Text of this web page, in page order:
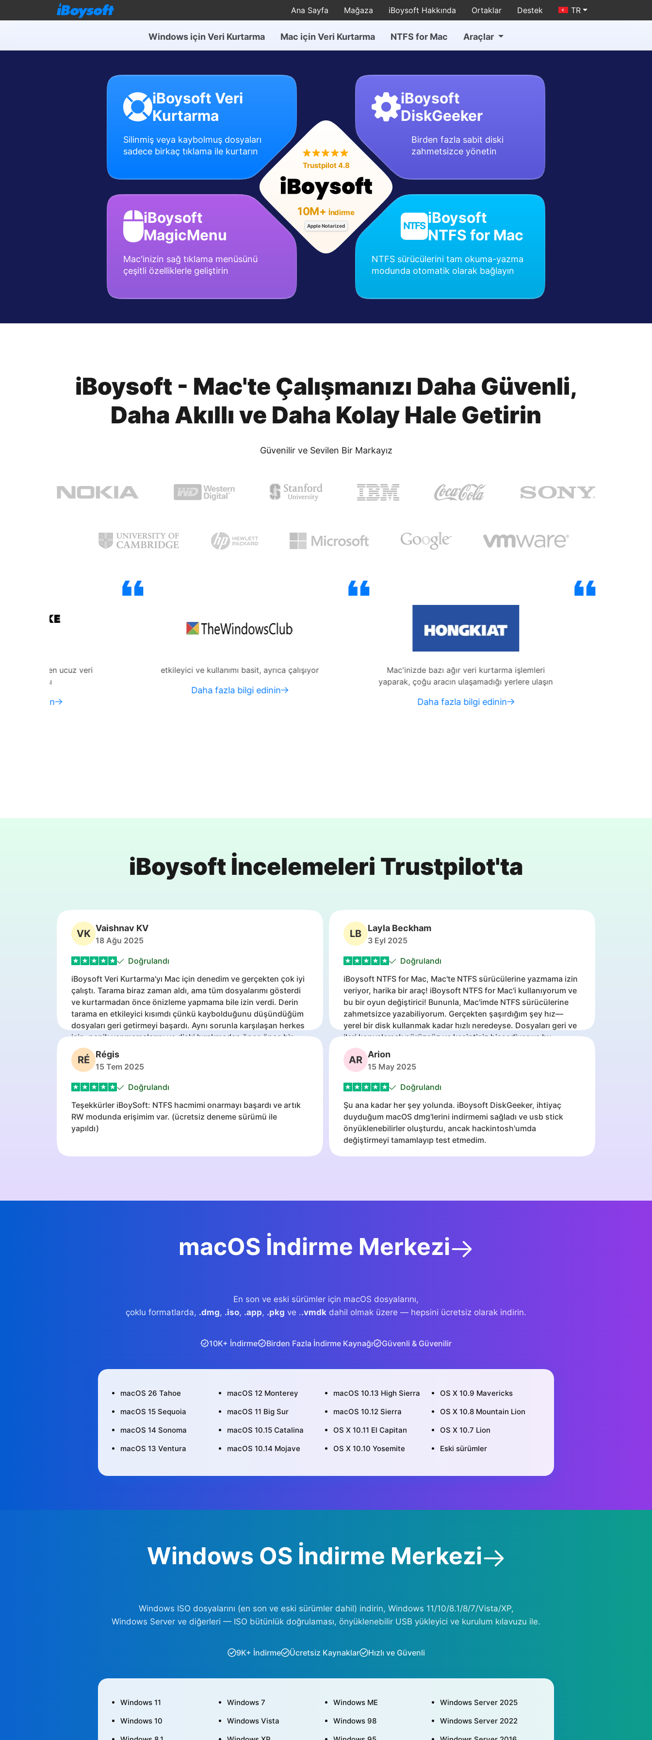
Ana Sayfa Mağaza iBoysoft Hakkında Ortaklar Destek TR
Windows için Veri Kurtarma Mac için Veri Kurtarma NTFS for Mac Araçlar
Trustpilot 4.8
10M+ İndirme
Apple Notarized
iBoysoft Veri
Kurtarma
Silinmiş veya kaybolmuş dosyaları
sadece birkaç tıklama ile kurtarın
iBoysoft
DiskGeeker
Birden fazla sabit diski
zahmetsizce yönetin
iBoysoft
MagicMenu
Mac'inizin sağ tıklama menüsünü
çeşitli özelliklerle geliştirin
iBoysoft
NTFS for Mac
NTFS sürücülerini tam okuma-yazma
modunda otomatik olarak bağlayın
iBoysoft - Mac'te Çalışmanızı Daha Güvenli,
Daha Akıllı ve Daha Kolay Hale Getirin
Güvenilir ve Sevilen Bir Markayız
etkileyici ve kullanımı basit, ayrıca çalışıyor
Daha fazla bilgi edinin
Mac'inizde bazı ağır veri kurtarma işlemleri
yaparak, çoğu aracın ulaşamadığı yerlere ulaşın
Daha fazla bilgi edinin
Veri kurtarma konusunda
olmayanlar da dahil olmak üzere
iBoysoft İncelemeleri Trustpilot'ta
VK Vaishnav KV
18 Ağu 2025
Doğrulandı
iBoysoft Veri Kurtarma'yı Mac için denedim ve gerçekten çok iyi
çalıştı. Tarama biraz zaman aldı, ama tüm dosyalarımı gösterdi
ve kurtarmadan önce önizleme yapmama bile izin verdi. Derin
tarama en etkileyici kısımdı çünkü kaybolduğunu düşündüğüm
dosyaları geri getirmeyi başardı. Aynı sorunla karşılaşan herkes
için, panik yapmamalarını ve diski bırakmadan önce önce bir
kurtarma aracı denemelerini öneririm.
LB Layla Beckham
3 Eyl 2025
Doğrulandı
iBoysoft NTFS for Mac, Mac'te NTFS sürücülerine yazmama izin
veriyor, harika bir araç! iBoysoft NTFS for Mac'i kullanıyorum ve
bu bir oyun değiştirici! Bununla, Mac'imde NTFS sürücülerine
zahmetsizce yazabiliyorum. Gerçekten şaşırdığım şey hız—
yerel bir disk kullanmak kadar hızlı neredeyse. Dosyaları geri ve
ileri kopyalamak pürüzsüz ve kesintisiz hissediyor ve bu,
Windows formatlı sürücülerimi Mac'te yönetmeyi çok daha
kolay hale getiriyor.
RÉ Régis
15 Tem 2025
Doğrulandı
Teşekkürler iBoySoft: NTFS hacmimi onarmayı başardı ve artık
RW modunda erişimim var. (ücretsiz deneme sürümü ile
yapıldı)
AR Arion
15 May 2025
Doğrulandı
Şu ana kadar her şey yolunda. iBoysoft DiskGeeker, ihtiyaç
duyduğum macOS dmg'lerini indirmemi sağladı ve usb stick
önyüklenebilirler oluşturdu, ancak hackintosh'umda
değiştirmeyi tamamlayıp test etmedim.
macOS İndirme Merkezi
En son ve eski sürümler için macOS dosyalarını,
çoklu formatlarda, .dmg, .iso, .app, .pkg ve ..vmdk dahil olmak üzere — hepsini ücretsiz olarak indirin.
10K+ İndirme Birden Fazla İndirme Kaynağı Güvenli & Güvenilir
macOS 26 Tahoe
macOS 15 Sequoia
macOS 14 Sonoma
macOS 13 Ventura
macOS 12 Monterey
macOS 11 Big Sur
macOS 10.15 Catalina
macOS 10.14 Mojave
macOS 10.13 High Sierra
macOS 10.12 Sierra
OS X 10.11 El Capitan
OS X 10.10 Yosemite
OS X 10.9 Mavericks
OS X 10.8 Mountain Lion
OS X 10.7 Lion
Eski sürümler
Windows OS İndirme Merkezi
Windows ISO dosyalarını (en son ve eski sürümler dahil) indirin, Windows 11/10/8.1/8/7/Vista/XP,
Windows Server ve diğerleri — ISO bütünlük doğrulaması, önyüklenebilir USB yükleyici ve kurulum kılavuzu ile.
9K+ İndirme Ücretsiz Kaynaklar Hızlı ve Güvenli
Windows 11
Windows 10
Windows 7
Windows Vista
Windows ME
Windows 98
Windows Server 2025
Windows Server 2022